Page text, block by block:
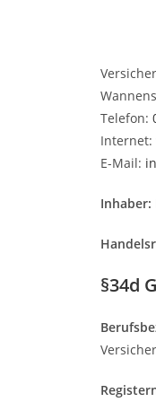
Telefon:
Internet:
E-Mail:
Inhaber:
§34d